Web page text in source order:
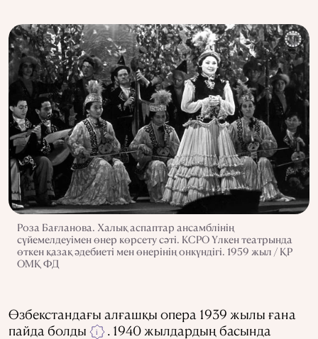
Роза Бағланова. Халық аспаптар ансамблінің
сүйемелдеуімен өнер көрсету сәті. КСРО Үлкен театрында
өткен қазақ әдебиеті мен өнерінің онкүндігі. 1959 жыл / ҚР
ОМҚ ФД
Өзбекстандағы алғашқы опера 1939 жылы ғана
пайда болды
i
. 1940 жылдардың басында